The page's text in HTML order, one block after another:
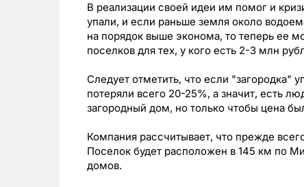
В реализации своей идеи им помог и
упали, и если раньше земля около
на порядок выше эконома, то теперь ее
поселков для тех, у кого есть 2-3 млн
Следует отметить, что если "загородка"
потеряли всего 20-25%, а значит, есть
загородный дом, но только чтобы цена
Компания рассчитывает, что прежде
Поселок будет расположен в 145 км по
домов.